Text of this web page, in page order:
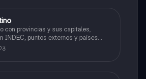
con provincias y sus capitales,
INDEC, puntos externos y países
3